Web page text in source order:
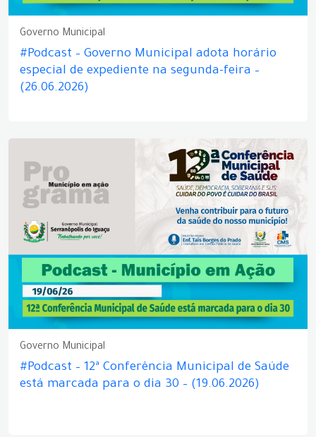
Governo Municipal
#Podcast – Governo Municipal adota horário
especial de expediente na segunda-feira –
(26.06.2026)
Governo Municipal
#Podcast – 12ª Conferência Municipal de Saúde
está marcada para o dia 30 – (19.06.2026)